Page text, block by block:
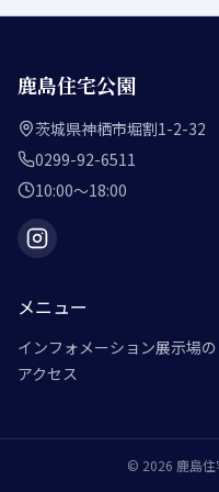
鹿島住宅公園
茨城県神栖市堀割1-2-32
0299-92-6511
10:00～18:00
メニュー
インフォメーション展示場
アクセス
© 2026 鹿島